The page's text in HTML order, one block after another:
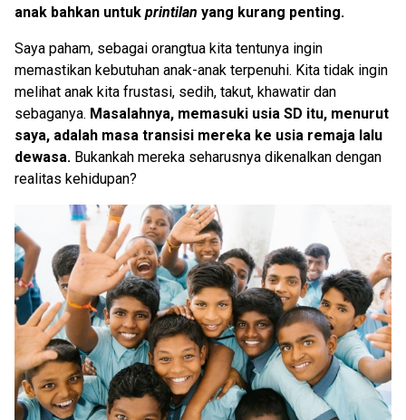
anak bahkan untuk printilan yang kurang penting.
Saya paham, sebagai orangtua kita tentunya ingin
memastikan kebutuhan anak-anak terpenuhi. Kita tidak ingin
melihat anak kita frustasi, sedih, takut, khawatir dan
sebaganya. Masalahnya, memasuki usia SD itu, menurut
saya, adalah masa transisi mereka ke usia remaja lalu
dewasa. Bukankah mereka seharusnya dikenalkan dengan
realitas kehidupan?